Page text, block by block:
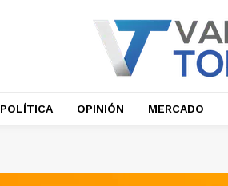
POLÍTICA OPINIÓN MERCADO